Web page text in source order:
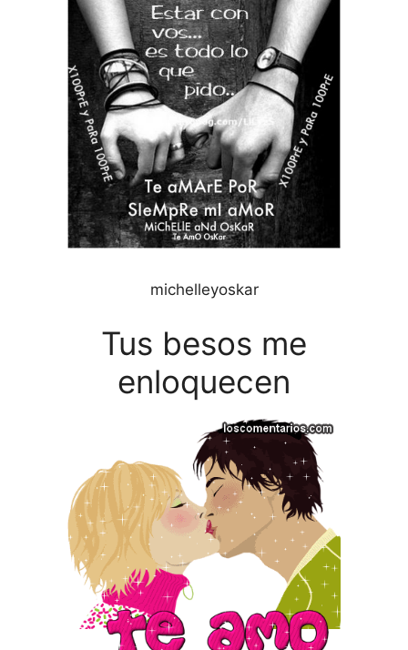
michelleyoskar
Tus besos me
enloquecen